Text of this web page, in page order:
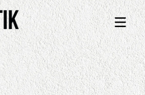
TARIFAS
FRECUENTES
CONTACTO